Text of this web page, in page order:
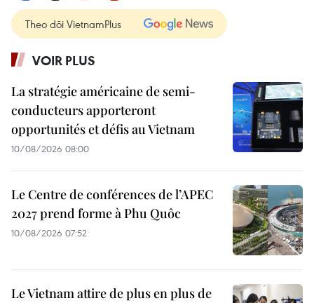
Theo dõi VietnamPlus
VOIR PLUS
La stratégie américaine de semi-
conducteurs apporteront
opportunités et défis au Vietnam
10/08/2026 08:00
Le Centre de conférences de l’APEC
2027 prend forme à Phu Quôc
10/08/2026 07:52
Le Vietnam attire de plus en plus de